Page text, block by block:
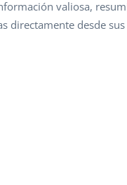
valiosa,
directamente desde